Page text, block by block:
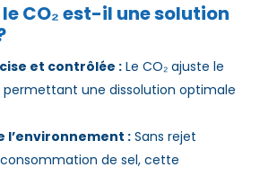
CO₂ est-il une solution
et contrôlée :Le CO₂ ajuste le
permettant une dissolution optimale
l’environnement :Sans rejet
de sel, cette